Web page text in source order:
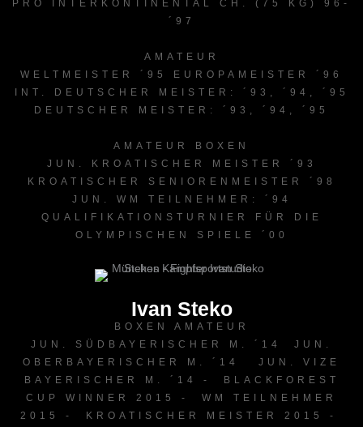
PRO INTERKONTINENTAL CH. (75 KG) 96-
´97
AMATEUR
WELTMEISTER ´95 EUROPAMEISTER ´96
INT. DEUTSCHER MEISTER: ´93, ´94, ´95
DEUTSCHER MEISTER: ´93, ´94, ´95
AMATEUR BOXEN
JUN. KROATISCHER MEISTER ´93
KROATISCHER SENIORENMEISTER ´98
JUN. WM TEILNEHMER: ´94
QUALIFIKATIONSTURNIER FÜR DIE
OLYMPISCHEN SPIELE ´00
Ivan Steko
BOXEN AMATEUR
JUN. SÜDBAYERISCHER M. ´14 JUN.
OBERBAYERISCHER M. ´14 JUN. VIZE
BAYERISCHER M. ´14 - BLACKFOREST
CUP WINNER 2015 - WM TEILNEHMER
2015 - KROATISCHER MEISTER 2015 -